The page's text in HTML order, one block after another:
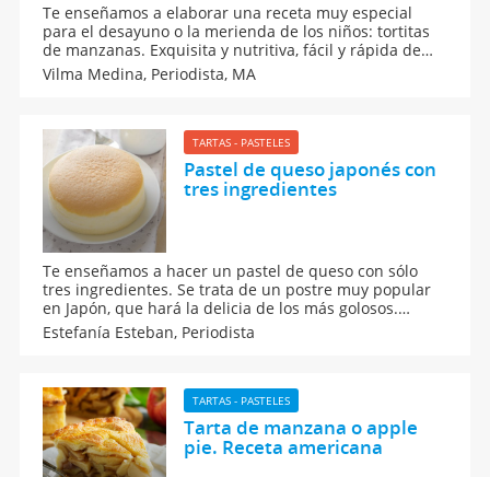
Te enseñamos a elaborar una receta muy especial
para el desayuno o la merienda de los niños: tortitas
de manzanas. Exquisita y nutritiva, fácil y rápida de
hacer. Una receta exquisita que sorprenderá a los
niños y les harán comer manzanas de una forma muy
Vilma Medina, Periodista, MA
TARTAS - PASTELES
Pastel de queso japonés con
tres ingredientes
Te enseñamos a hacer un pastel de queso con sólo
tres ingredientes. Se trata de un postre muy popular
en Japón, que hará la delicia de los más golosos.
Queso, huevos y chocolate blanco: esos son los
ingredientes que necesitas reunir para elaborar esta
Estefanía Esteban, Periodista
TARTAS - PASTELES
Tarta de manzana o apple
pie. Receta americana